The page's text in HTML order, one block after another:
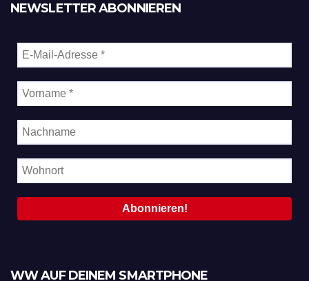
NEWSLETTER ABONNIEREN
WW AUF DEINEM SMARTPHONE